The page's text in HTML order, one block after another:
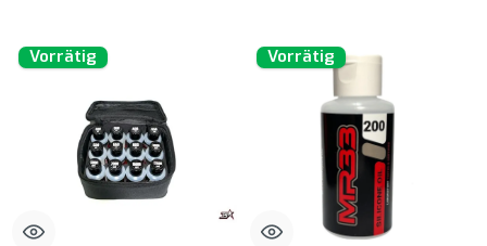
Vorrätig Vorrätig